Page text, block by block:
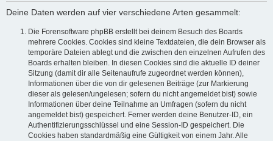
Deine Daten werden auf vier verschiedene Arten gesammelt:
Die Forensoftware phpBB erstellt bei deinem Besuch des Boards
mehrere Cookies. Cookies sind kleine Textdateien, die dein Browser als
temporäre Dateien ablegt und die zwischen den einzelnen Aufrufen des
Boards erhalten bleiben. In diesen Cookies sind die aktuelle ID deiner
Sitzung (damit dir alle Seitenaufrufe zugeordnet werden können),
Informationen über die von dir gelesenen Beiträge (zur Markierung
dieser als gelesen/ungelesen; sofern du nicht angemeldet bist) sowie
Informationen über deine Teilnahme an Umfragen (sofern du nicht
angemeldet bist) gespeichert. Ferner werden deine Benutzer-ID, ein
Authentifizierungsschlüssel und eine Session-ID gespeichert. Die
Cookies haben standardmäßig eine Gültigkeit von einem Jahr. Alle